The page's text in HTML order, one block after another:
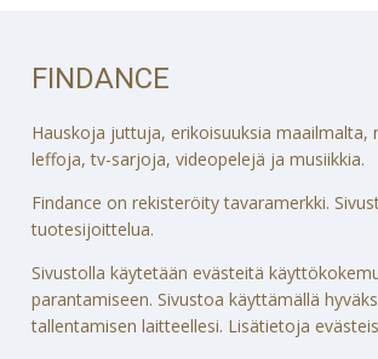
FINDANCE
Hauskoja juttuja, erikoisuuksia maailmalta,
leffoja, tv-sarjoja, videopelejä ja musiikkia.
Findance on rekisteröity tavaramerkki.
tuotesijoittelua.
Sivustolla käytetään evästeitä
parantamiseen. Sivustoa käyttämällä
tallentamisen laitteellesi. Lisätietoja